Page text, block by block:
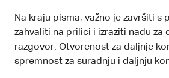
Na kraju pisma, važno je završiti s
zahvaliti na prilici i izraziti nadu za
razgovor. Otvorenost za daljnje
spremnost za suradnju i daljnju